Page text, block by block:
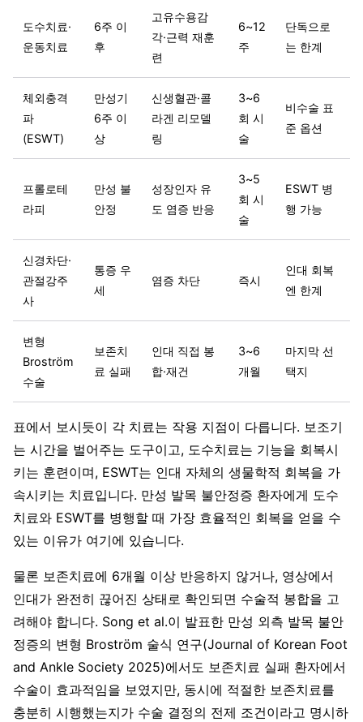
도수치료·
운동치료
6주 이
후
고유수용감
각·근력 재훈
련
6~12
주
단독으로
는 한계
체외충격
파
(ESWT)
만성기
6주 이
상
신생혈관·콜
라겐 리모델
링
3~6
회 시
술
비수술 표
준 옵션
프롤로테
라피
만성 불
안정
성장인자 유
도 염증 반응
3~5
회 시
술
ESWT 병
행 가능
신경차단·
관절강주
사
통증 우
세
염증 차단 즉시
인대 회복
엔 한계
변형
Broström
수술
보존치
료 실패
인대 직접 봉
합·재건
3~6
개월
마지막 선
택지
표에서 보시듯이 각 치료는 작용 지점이 다릅니다. 보조기
는 시간을 벌어주는 도구이고, 도수치료는 기능을 회복시
키는 훈련이며, ESWT는 인대 자체의 생물학적 회복을 가
속시키는 치료입니다. 만성 발목 불안정증 환자에게 도수
치료와 ESWT를 병행할 때 가장 효율적인 회복을 얻을 수
있는 이유가 여기에 있습니다.
물론 보존치료에 6개월 이상 반응하지 않거나, 영상에서
인대가 완전히 끊어진 상태로 확인되면 수술적 봉합을 고
려해야 합니다. Song et al.이 발표한 만성 외측 발목 불안
정증의 변형 Broström 술식 연구(Journal of Korean Foot
and Ankle Society 2025)에서도 보존치료 실패 환자에서
수술이 효과적임을 보였지만, 동시에 적절한 보존치료를
충분히 시행했는지가 수술 결정의 전제 조건이라고 명시하